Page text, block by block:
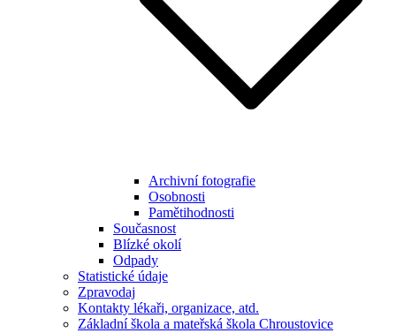
Archivní fotografie
Osobnosti
Pamětihodnosti
Současnost
Blízké okolí
Odpady
Statistické údaje
Zpravodaj
Kontakty lékaři, organizace, atd.
Základní škola a mateřská škola Chroustovice